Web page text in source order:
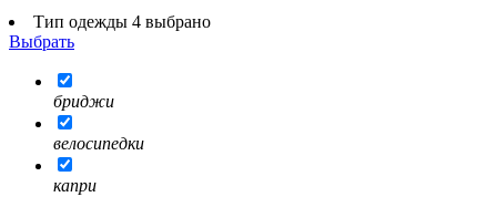
Тип одежды 4 выбрано
Выбрать
бриджи
велосипедки
капри